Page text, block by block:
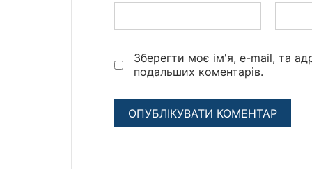
Зберегти моє ім'я, e-mail, та
подальших коментарів.